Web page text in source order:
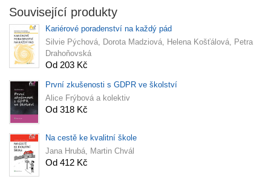
Související produkty
Kariérové poradenství na každý pád
Silvie Pýchová, Dorota Madziová, Helena Košťálová, Petra
Drahoňovská
Od 203 Kč
První zkušenosti s GDPR ve školství
Alice Frýbová a kolektiv
Od 318 Kč
Na cestě ke kvalitní škole
Jana Hrubá, Martin Chvál
Od 412 Kč